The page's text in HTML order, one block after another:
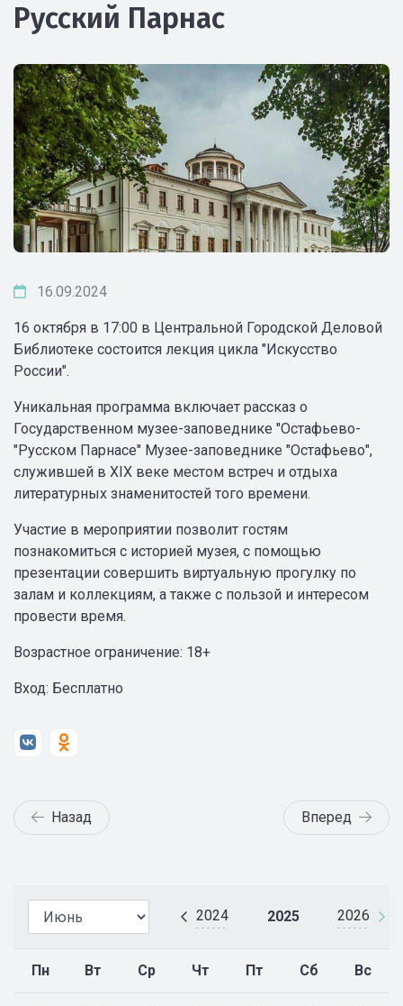
2024 2025 2026
Пн Вт Ср Чт Пт Сб Вс
Русский Парнас
16.09.2024
16 октября в 17:00 в Центральной Городской Деловой
Библиотеке состоится лекция цикла "Искусство
России".
Уникальная программа включает рассказ о
Государственном музее-заповеднике "Остафьево-
"Русском Парнасе" Музее-заповеднике "Остафьево",
служившей в XIX веке местом встреч и отдыха
литературных знаменитостей того времени.
Участие в мероприятии позволит гостям
познакомиться с историей музея, с помощью
презентации совершить виртуальную прогулку по
залам и коллекциям, а также с пользой и интересом
провести время.
Возрастное ограничение: 18+
Вход: Бесплатно
Назад Вперед